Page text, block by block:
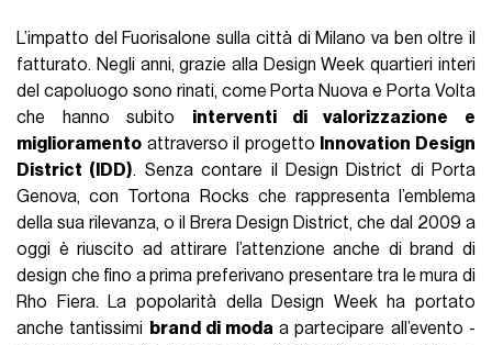
L’impatto del Fuorisalone sulla città di Milano va ben oltre il
fatturato. Negli anni, grazie alla Design Week quartieri interi
del capoluogo sono rinati, come Porta Nuova e Porta Volta
che hanno subito interventi di valorizzazione e
miglioramento attraverso il progetto
Innovation Design
District (IDD). Senza contare il Design District di Porta
Genova, con Tortona Rocks che rappresenta l’emblema
della sua rilevanza, o il Brera Design District, che dal 2009 a
oggi è riuscito ad attirare l’attenzione anche di brand di
design che fino a prima preferivano presentare tra le mura di
Rho Fiera. La popolarità della Design Week ha portato
anche tantissimi
brand di moda a partecipare all’evento -